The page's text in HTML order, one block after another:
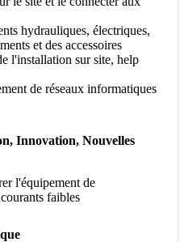
hydrauliques, électriques,
et des accessoires
l'installation sur site, help
de réseaux informatiques
Innovation, Nouvelles
l'équipement de
faibles